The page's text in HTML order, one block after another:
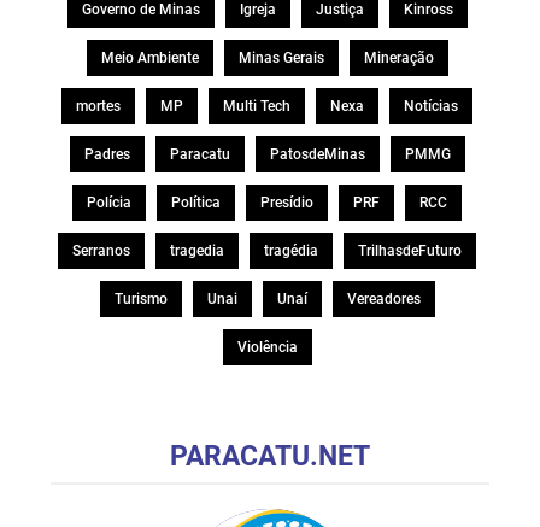
Governo de Minas Igreja Justiça Kinross
Meio Ambiente Minas Gerais Mineração
mortes MP Multi Tech Nexa Notícias
Padres Paracatu PatosdeMinas PMMG
Polícia Política Presídio PRF RCC
Serranos tragedia tragédia TrilhasdeFuturo
Turismo Unai Unaí Vereadores
Violência
PARACATU.NET